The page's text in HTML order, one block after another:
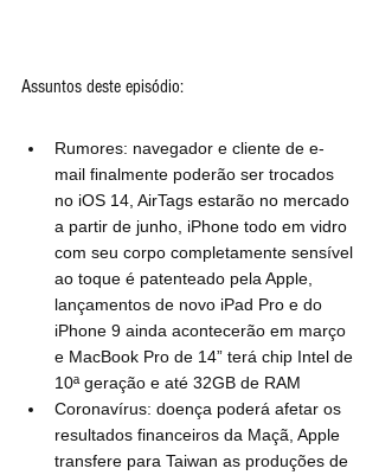
Assuntos deste episódio:
Rumores: navegador e cliente de e-
mail finalmente poderão ser trocados
no iOS 14, AirTags estarão no mercado
a partir de junho, iPhone todo em vidro
com seu corpo completamente sensível
ao toque é patenteado pela Apple,
lançamentos de novo iPad Pro e do
iPhone 9 ainda acontecerão em março
e MacBook Pro de 14” terá chip Intel de
10ª geração e até 32GB de RAM
Coronavírus: doença poderá afetar os
resultados financeiros da Maçã, Apple
transfere para Taiwan as produções de